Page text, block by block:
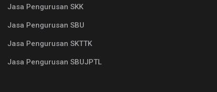
Jasa Pengurusan SKK
Jasa Pengurusan SBU
Jasa Pengurusan SKTTK
Jasa Pengurusan SBUJPTL